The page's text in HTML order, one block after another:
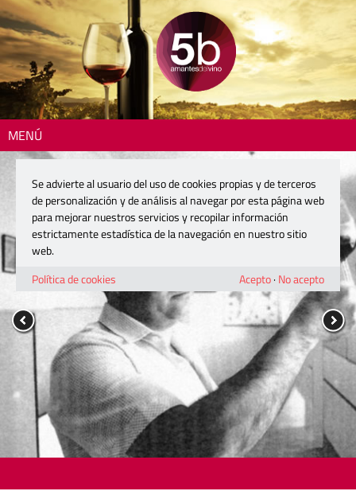
MENÚ
Se advierte al usuario del uso de cookies propias y de terceros
de personalización y de análisis al navegar por esta página web
para mejorar nuestros servicios y recopilar información
estrictamente estadística de la navegación en nuestro sitio
web.
Política de cookies
Acepto· No acepto